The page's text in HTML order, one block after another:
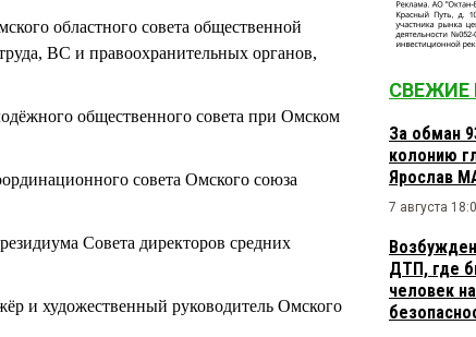
областного совета общественной
ВС и правоохранительных органов,
общественного совета при Омском
совета Омского союза
Совета директоров средних
и художественный руководитель Омского
СВЕЖИЕ
За обман
колонию
Ярослав
7 августа
ДТП, где
человек